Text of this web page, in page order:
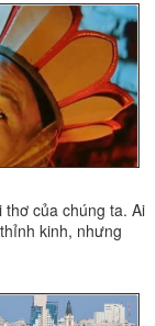
của chúng ta. Ai
kinh, nhưng